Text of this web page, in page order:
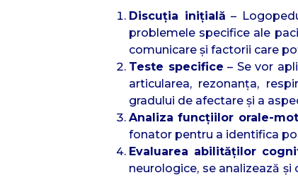
Discuția inițială –
problemele specifice ale
comunicare și factorii care
Teste specifice – Se vor
articularea, rezonanța,
gradului de afectare și a
Analiza funcțiilor orale-
fonator pentru a identifica
Evaluarea abilităților
neurologice, se analizează